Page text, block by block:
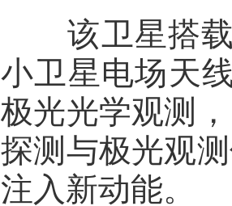
该卫星搭载‌
小卫星电场天
极光光学观测‌
探测与极光观
注入新动能。